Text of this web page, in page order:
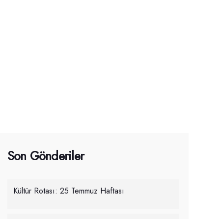
Son Gönderiler
Kültür Rotası: 25 Temmuz Haftası